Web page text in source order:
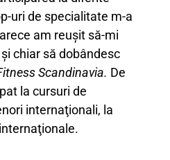
uri de specialitate m-a
am reuşit să-mi
chiar să dobândesc
Scandinavia. De
la cursuri de
internaţionali, la